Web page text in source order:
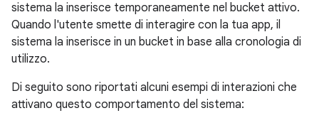
sistema la inserisce temporaneamente nel bucket attivo.
Quando l'utente smette di interagire con la tua app, il
sistema la inserisce in un bucket in base alla cronologia di
utilizzo.
Di seguito sono riportati alcuni esempi di interazioni che
attivano questo comportamento del sistema: